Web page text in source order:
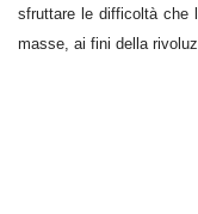
sfruttare le difficoltà che
masse, ai fini della